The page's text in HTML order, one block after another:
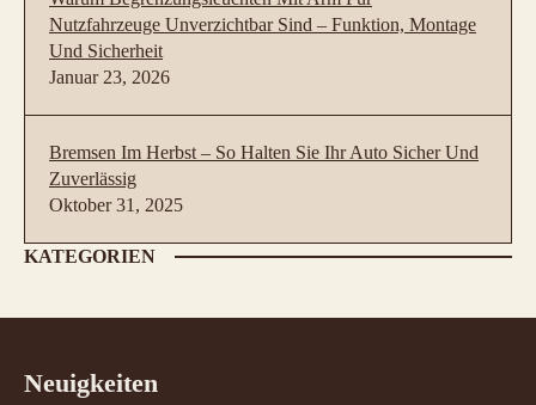
Nutzfahrzeuge Unverzichtbar Sind – Funktion, Montage
Und Sicherheit
Januar 23, 2026
Bremsen Im Herbst – So Halten Sie Ihr Auto Sicher Und
Zuverlässig
Oktober 31, 2025
KATEGORIEN
Neuigkeiten